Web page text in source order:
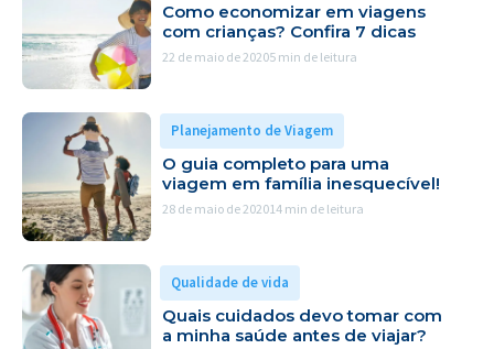
Como economizar em viagens
com crianças? Confira 7 dicas
22 de maio de 20205 min de leitura
Planejamento de Viagem
O guia completo para uma
viagem em família inesquecível!
28 de maio de 202014 min de leitura
Qualidade de vida
Quais cuidados devo tomar com
a minha saúde antes de viajar?